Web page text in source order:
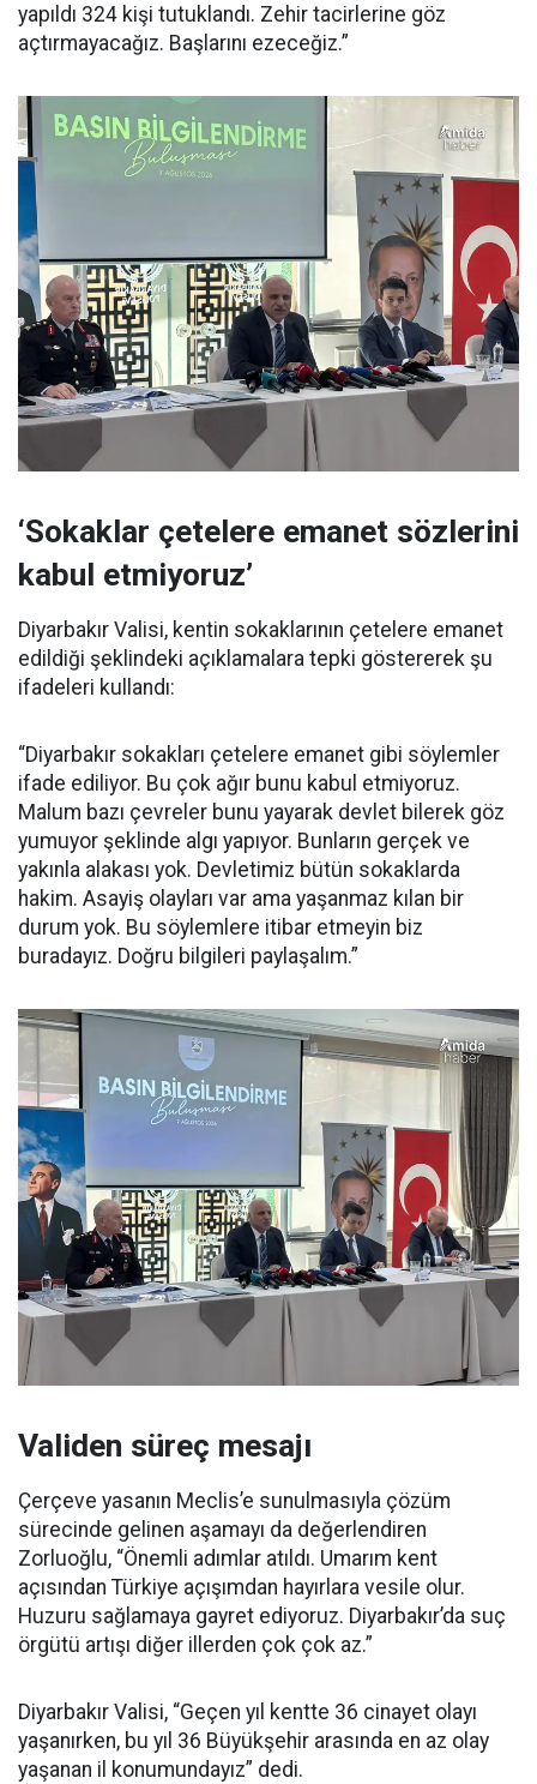
yapıldı 324 kişi tutuklandı. Zehir tacirlerine göz
açtırmayacağız. Başlarını ezeceğiz.”
‘Sokaklar çetelere emanet sözlerini
kabul etmiyoruz’
Diyarbakır Valisi, kentin sokaklarının çetelere emanet
edildiği şeklindeki açıklamalara tepki göstererek şu
ifadeleri kullandı:
“Diyarbakır sokakları çetelere emanet gibi söylemler
ifade ediliyor. Bu çok ağır bunu kabul etmiyoruz.
Malum bazı çevreler bunu yayarak devlet bilerek göz
yumuyor şeklinde algı yapıyor. Bunların gerçek ve
yakınla alakası yok. Devletimiz bütün sokaklarda
hakim. Asayiş olayları var ama yaşanmaz kılan bir
durum yok. Bu söylemlere itibar etmeyin biz
buradayız. Doğru bilgileri paylaşalım.”
Validen süreç mesajı
Çerçeve yasanın Meclis’e sunulmasıyla çözüm
sürecinde gelinen aşamayı da değerlendiren
Zorluoğlu, “Önemli adımlar atıldı. Umarım kent
açısından Türkiye açışımdan hayırlara vesile olur.
Huzuru sağlamaya gayret ediyoruz. Diyarbakır’da suç
örgütü artışı diğer illerden çok çok az.”
Diyarbakır Valisi, “Geçen yıl kentte 36 cinayet olayı
yaşanırken, bu yıl 36 Büyükşehir arasında en az olay
yaşanan il konumundayız” dedi.